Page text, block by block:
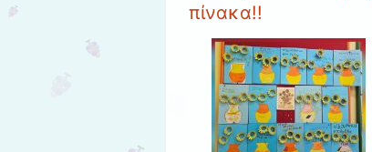
πίνακα!!